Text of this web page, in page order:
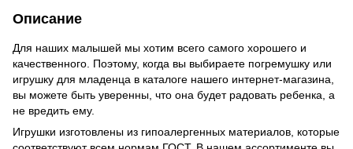
Описание
Для наших малышей мы хотим всего самого хорошего и
качественного. Поэтому, когда вы выбираете погремушку или
игрушку для младенца в каталоге нашего интернет-магазина,
вы можете быть уверенны, что она будет радовать ребенка, а
не вредить ему.
Игрушки изготовлены из гипоалергенных материалов, которые